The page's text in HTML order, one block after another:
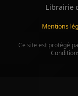
Librairie
Mentions
Ce site est protégé